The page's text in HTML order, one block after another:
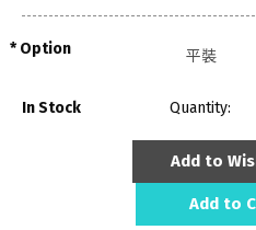
Option
In Stock Quantity:
Add to
Add to